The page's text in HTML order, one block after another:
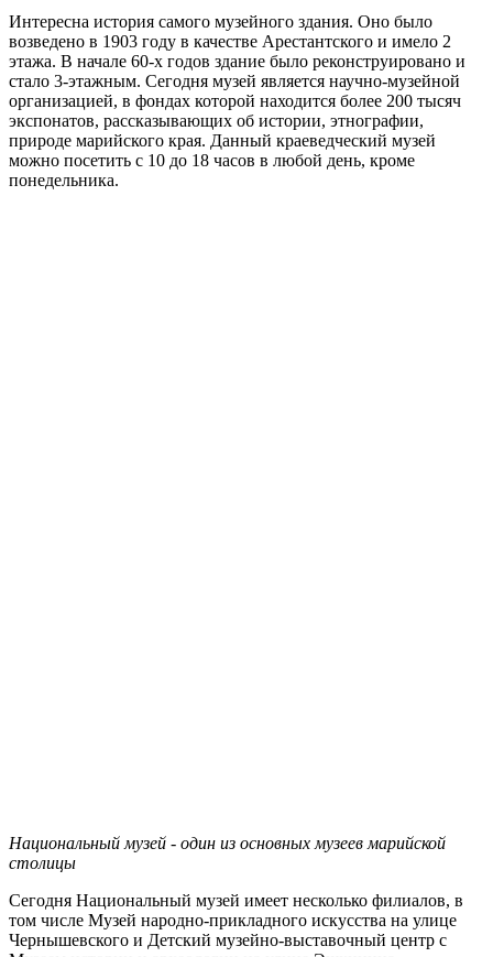
Интересна история самого музейного здания. Оно было
возведено в 1903 году в качестве Арестантского и имело 2
этажа. В начале 60-х годов здание было реконструировано и
стало 3-этажным. Сегодня музей является научно-музейной
организацией, в фондах которой находится более 200 тысяч
экспонатов, рассказывающих об истории, этнографии,
природе марийского края. Данный краеведческий музей
можно посетить с 10 до 18 часов в любой день, кроме
понедельника.
Национальный музей - один из основных музеев марийской
столицы
Сегодня Национальный музей имеет несколько филиалов, в
том числе Музей народно-прикладного искусства на улице
Чернышевского и Детский музейно-выставочный центр с